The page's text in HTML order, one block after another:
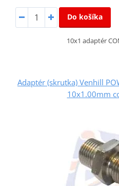
Do košíka
10x1 adaptér
Adaptér (skrutka) Venhill
10x1.00mm